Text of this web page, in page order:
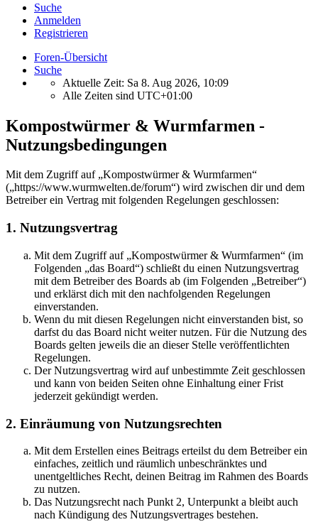
Suche
Anmelden
Registrieren
Foren-Übersicht
Suche
Aktuelle Zeit: Sa 8. Aug 2026, 10:09
Alle Zeiten sind UTC+01:00
Kompostwürmer & Wurmfarmen -
Nutzungsbedingungen
Mit dem Zugriff auf „Kompostwürmer & Wurmfarmen“
(„https://www.wurmwelten.de/forum“) wird zwischen dir und dem
Betreiber ein Vertrag mit folgenden Regelungen geschlossen:
1. Nutzungsvertrag
Mit dem Zugriff auf „Kompostwürmer & Wurmfarmen“ (im
Folgenden „das Board“) schließt du einen Nutzungsvertrag
mit dem Betreiber des Boards ab (im Folgenden „Betreiber“)
und erklärst dich mit den nachfolgenden Regelungen
einverstanden.
Wenn du mit diesen Regelungen nicht einverstanden bist, so
darfst du das Board nicht weiter nutzen. Für die Nutzung des
Boards gelten jeweils die an dieser Stelle veröffentlichten
Regelungen.
Der Nutzungsvertrag wird auf unbestimmte Zeit geschlossen
und kann von beiden Seiten ohne Einhaltung einer Frist
jederzeit gekündigt werden.
2. Einräumung von Nutzungsrechten
Mit dem Erstellen eines Beitrags erteilst du dem Betreiber ein
einfaches, zeitlich und räumlich unbeschränktes und
unentgeltliches Recht, deinen Beitrag im Rahmen des Boards
zu nutzen.
Das Nutzungsrecht nach Punkt 2, Unterpunkt a bleibt auch
nach Kündigung des Nutzungsvertrages bestehen.